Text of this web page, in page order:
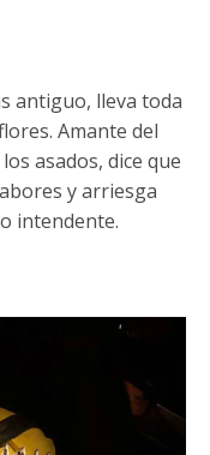
antiguo, lleva toda
Amante del
asados, dice que
y arriesga
intendente.